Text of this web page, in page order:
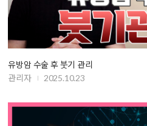
유방암 수술 후 붓기 관리
관리자
2025.10.23